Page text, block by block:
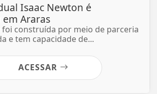
Isaac Newton é
Araras
foi construída por meio de parceria
e tem capacidade de...
ACESSAR